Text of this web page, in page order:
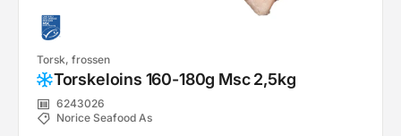
Torsk, frossen
Torskeloins 160-180g Msc 2,5kg
6243026
Norice Seafood As